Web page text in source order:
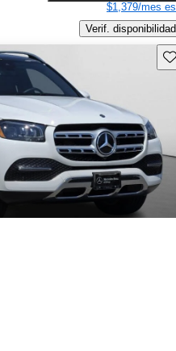
$1,379/mes
Verif. disponibilidad